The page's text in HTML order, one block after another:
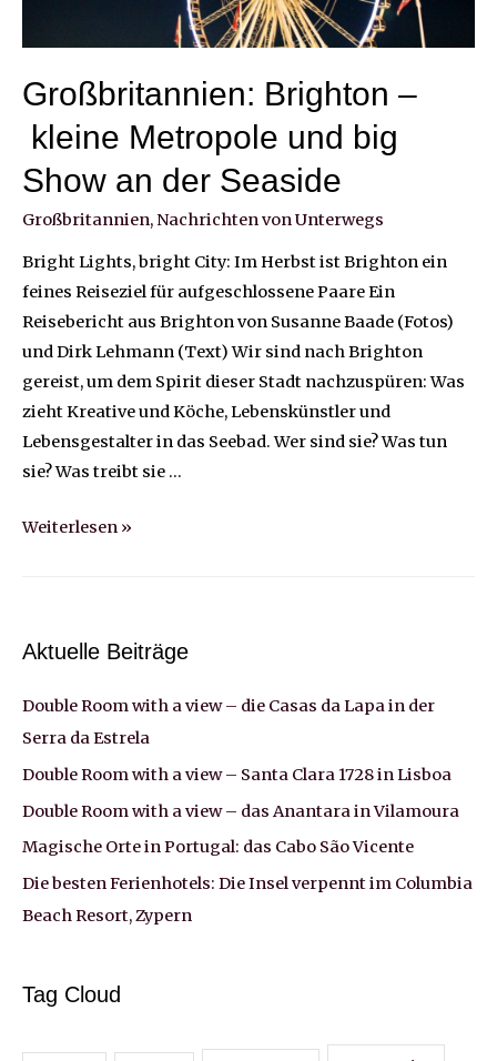
Großbritannien: Brighton –
kleine Metropole und big
Show an der Seaside
Großbritannien,Nachrichten von Unterwegs
Bright Lights, bright City: Im Herbst ist Brighton ein
feines Reiseziel für aufgeschlossene Paare Ein
Reisebericht aus Brighton von Susanne Baade (Fotos)
und Dirk Lehmann (Text) Wir sind nach Brighton
gereist, um dem Spirit dieser Stadt nachzuspüren: Was
zieht Kreative und Köche, Lebenskünstler und
Lebensgestalter in das Seebad. Wer sind sie? Was tun
sie? Was treibt sie …
Großbritannien:
Metropole
big
Show
an
Weiterlesen »
Aktuelle Beiträge
Double Room with a view – die Casas da Lapa in der
Serra da Estrela
Double Room with a view – Santa Clara 1728 in Lisboa
Double Room with a view – das Anantara in Vilamoura
Magische Orte in Portugal: das Cabo São Vicente
Die besten Ferienhotels: Die Insel verpennt im Columbia
Beach Resort, Zypern
Tag Cloud